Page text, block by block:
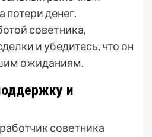
потери денег.
советника,
и убедитесь, что он
ожиданиям.
и
советника